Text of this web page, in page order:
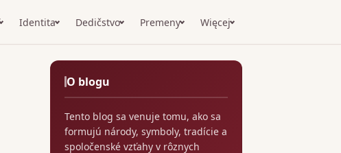
Identita Dedičstvo Premeny Więcej
O blogu
Tento blog sa venuje tomu, ako sa
formujú národy, symboly, tradície a
spoločenské vzťahy v rôznych